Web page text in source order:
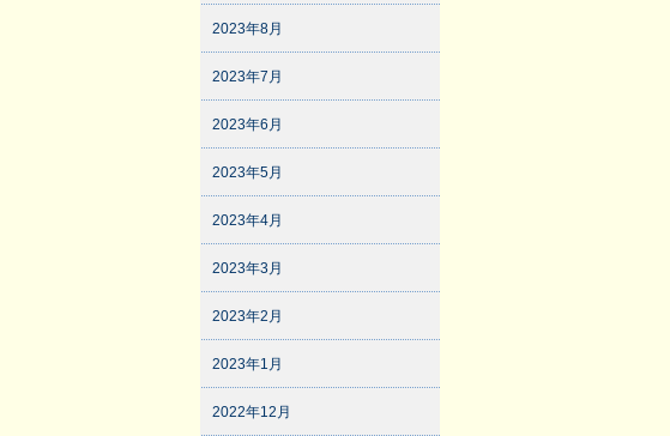
2023年8月
2023年7月
2023年6月
2023年5月
2023年4月
2023年3月
2023年2月
2023年1月
2022年12月